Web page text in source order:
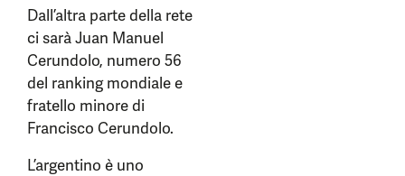
Dall’altra parte della rete
ci sarà Juan Manuel
Cerundolo, numero 56
del ranking mondiale e
fratello minore di
Francisco Cerundolo.
L’argentino è uno